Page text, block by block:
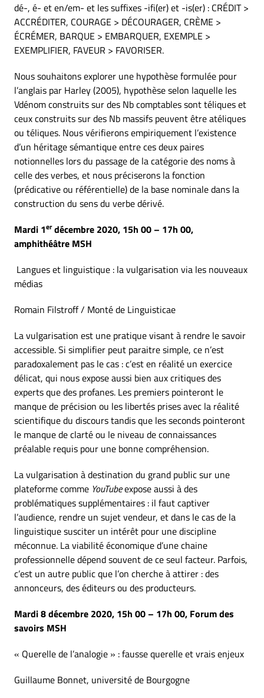
dé-, é- et en/em- et les suffixes -ifi(er) et -is(er) : CRÉDIT >
ACCRÉDITER, COURAGE > DÉCOURAGER, CRÈME >
ÉCRÉMER, BARQUE > EMBARQUER, EXEMPLE >
EXEMPLIFIER, FAVEUR > FAVORISER.
Nous souhaitons explorer une hypothèse formulée pour
l’anglais par Harley (2005), hypothèse selon laquelle les
Vdénom construits sur des Nb comptables sont téliques et
ceux construits sur des Nb massifs peuvent être atéliques
ou téliques. Nous vérifierons empiriquement l’existence
d’un héritage sémantique entre ces deux paires
notionnelles lors du passage de la catégorie des noms à
celle des verbes, et nous préciserons la fonction
(prédicative ou référentielle) de la base nominale dans la
construction du sens du verbe dérivé.
Mardi 1erdécembre 2020, 15h 00 – 17h 00,
amphithéâtre MSH
Langues et linguistique : la vulgarisation via les nouveaux
médias
Romain Filstroff / Monté de Linguisticae
La vulgarisation est une pratique visant à rendre le savoir
accessible. Si simplifier peut paraitre simple, ce n’est
paradoxalement pas le cas : c’est en réalité un exercice
délicat, qui nous expose aussi bien aux critiques des
experts que des profanes. Les premiers pointeront le
manque de précision ou les libertés prises avec la réalité
scientifique du discours tandis que les seconds pointeront
le manque de clarté ou le niveau de connaissances
préalable requis pour une bonne compréhension.
La vulgarisation à destination du grand public sur une
plateforme comme YouTubeexpose aussi à des
problématiques supplémentaires : il faut captiver
l’audience, rendre un sujet vendeur, et dans le cas de la
linguistique susciter un intérêt pour une discipline
méconnue. La viabilité économique d’une chaine
professionnelle dépend souvent de ce seul facteur. Parfois,
c’est un autre public que l’on cherche à attirer : des
annonceurs, des éditeurs ou des producteurs.
Mardi 8 décembre 2020, 15h 00 – 17h 00, Forum des
savoirs MSH
« Querelle de l’analogie » : fausse querelle et vrais enjeux
Guillaume Bonnet, université de Bourgogne